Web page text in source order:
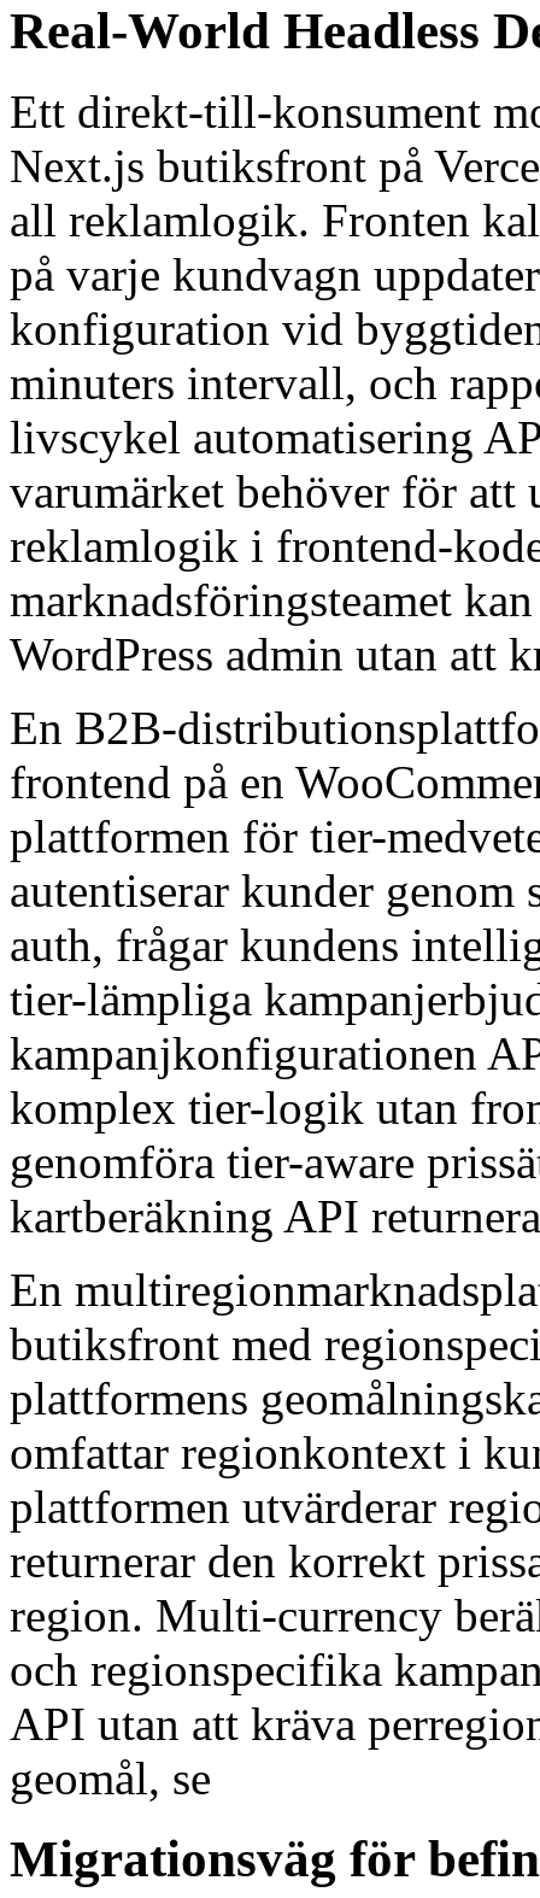
Real-World Headless
Ett direkt-till-konsument
Next.js butiksfront på
all reklamlogik. Fronten
på varje kundvagn
konfiguration vid
minuters intervall, och
livscykel automatisering
varumärket behöver för att
reklamlogik i frontend-
marknadsföringsteamet
WordPress admin utan att
En B2B-
frontend på en
plattformen för tier-
autentiserar kunder genom
auth, frågar kundens
tier-lämpliga
kampanjkonfigurationen
komplex tier-logik utan
genomföra tier-aware
kartberäkning API
En
butiksfront med
plattformens
omfattar regionkontext i
plattformen utvärderar
returnerar den korrekt
region. Multi-currency
och regionspecifika
API utan att kräva
geomål, se
Migrationsväg för